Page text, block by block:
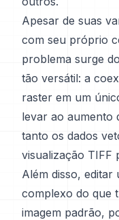
Apesar de suas
com seu próprio
problema surge
tão versátil: a
raster em um
levar ao aumento
tanto os dados
visualização TIFF
Além disso, editar
complexo do que
imagem padrão,